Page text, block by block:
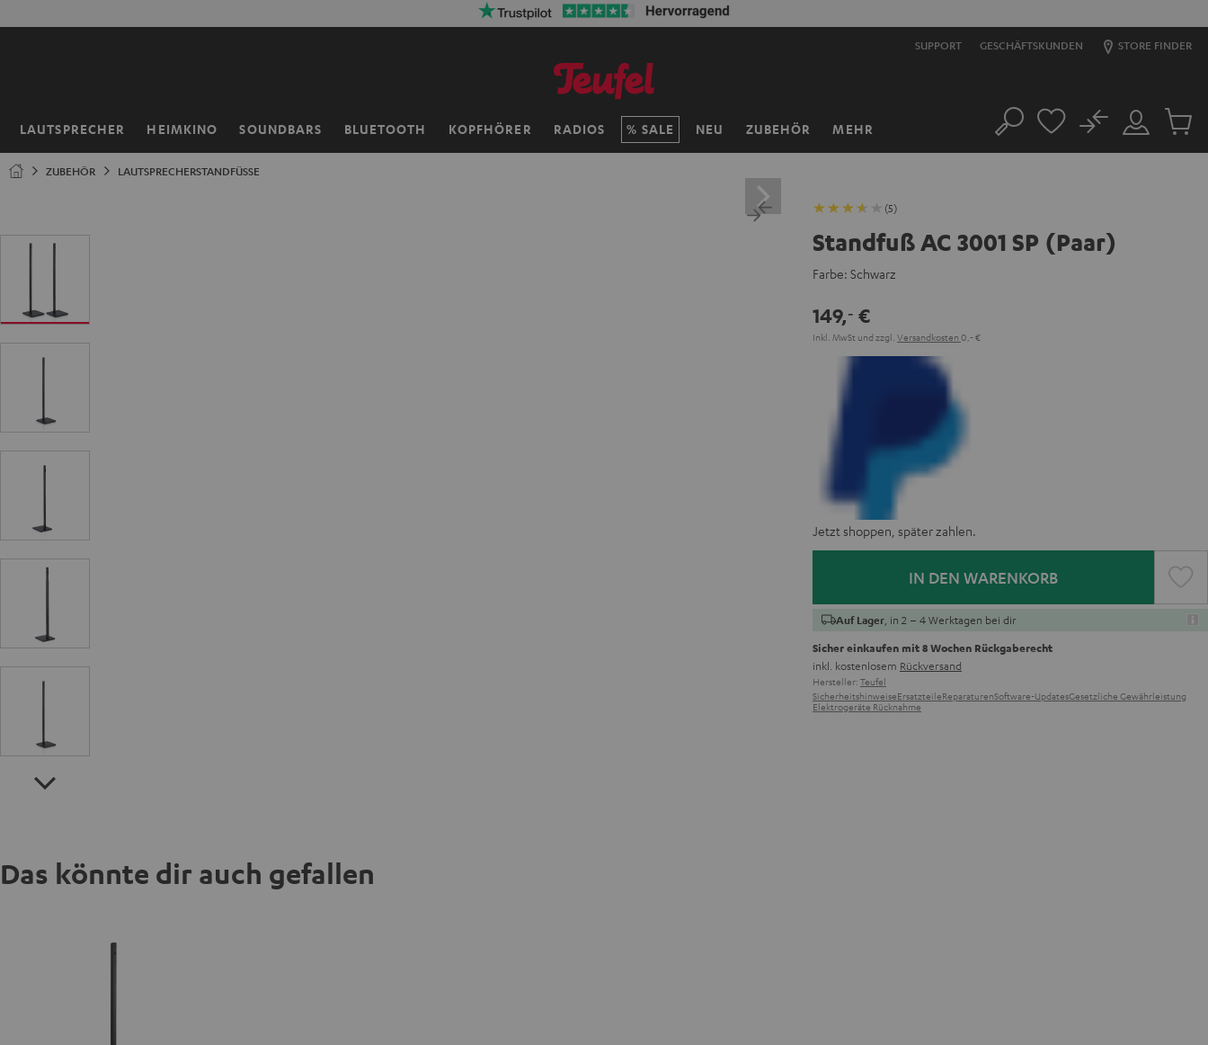
50% Versandkosten sparen mit
SUPPORT GESCHÄFTSKUNDEN STORE FINDER
LAUTSPRECHER HEIMKINO SOUNDBARS BLUETOOTH KOPFHÖRER RADIOS SALE NEU ZUBEHÖR MEHR
Startseite Suche
Mein
Konto
No
Artikel
ZUBEHÖR LAUTSPRECHERSTANDFÜSSE
(5)
Standfuß AC 3001 SP (Paar)
Farbe: Schwarz
149,‐ €
Inkl. MwSt und zzgl. Versandkosten 0,‐ €
Jetzt shoppen, später zahlen.
IN DEN WARENKORB
Auf Lager , in 2 – 4 Werktagen bei dir
Sicher einkaufen mit 8 Wochen Rückgaberecht
inkl. kostenlosem Rückversand
Hersteller: Teufel
SicherheitshinweiseErsatzteileReparaturenSoftware-UpdatesGesetzliche Gewährleistung
Elektrogeräte Rücknahme
Das könnte dir auch gefallen